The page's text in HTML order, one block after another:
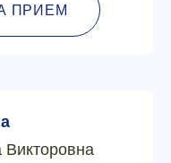
ПРИЕМ
Викторовна